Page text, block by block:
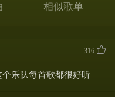
鱼音乐
Studio（来真的·北京）
相似歌单
316
乐队每首歌都很好听